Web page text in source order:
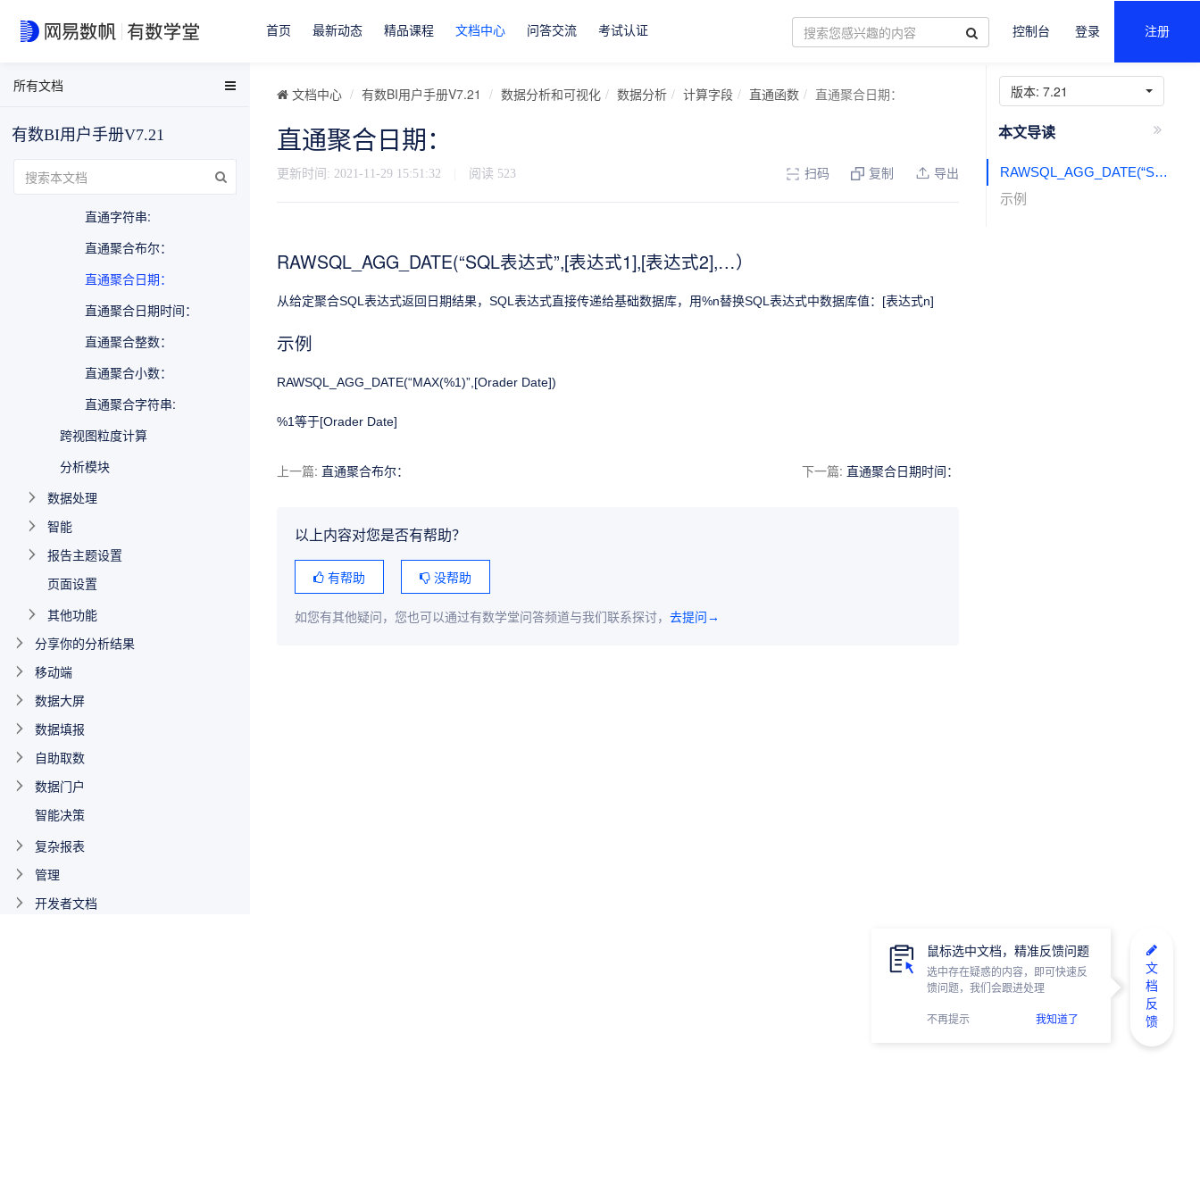
首页 最新动态 精品课程 文档中心 问答交流 考试认证 控制台 登录 注册
文档中心 有数BI用户手册V7.21 数据分析和可视化 数据分析 计算字段 直通函数 直通聚合日期：
直通聚合日期：
更新时间: 2021-11-29 15:51:32 阅读 523 扫码 复制 导出
RAWSQL_AGG_DATE(“SQL表达式”,[表达式1],[表达式2],…）
示例
RAWSQL_AGG_DATE(“SQL表达式”,[表达式1],[表达式2],…）
从给定聚合SQL表达式返回日期结果，SQL表达式直接传递给基础数据库，用%n替换SQL表达式中数据库值：[表达式n]
示例
RAWSQL_AGG_DATE(“MAX(%1)”,[Orader Date])
%1等于[Orader Date]
上一篇: 直通聚合布尔： 下一篇: 直通聚合日期时间：
以上内容对您是否有帮助？
有帮助 没帮助
如您有其他疑问，您也可以通过有数学堂问答频道与我们联系探讨， 去提问→
鼠标选中文档，精准反馈问题
选中存在疑惑的内容，即可快速反
馈问题，我们会跟进处理
不再提示 我知道了
文
档
反
馈
所有文档
EasyData用户手册
数据分析与可视化用户手册
有数BI FAQ
有数BI用户手册V7.21
直通函数
直通日期时间：
直通小数：
直通字符串:
直通聚合布尔：
直通聚合日期：
直通聚合日期时间：
直通聚合整数：
直通聚合小数：
直通聚合字符串:
跨视图粒度计算
分析模块
数据处理
智能
报告主题设置
页面设置
其他功能
分享你的分析结果
移动端
数据大屏
数据填报
自助取数
数据门户
智能决策
复杂报表
管理
开发者文档
版本: